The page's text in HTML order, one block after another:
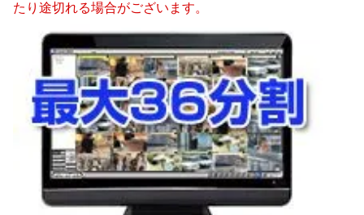
たり途切れる場合がございます。